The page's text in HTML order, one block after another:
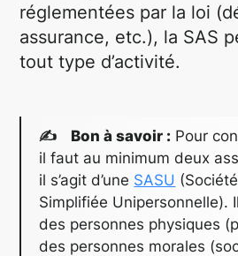
réglementées par la loi
assurance, etc.), la SAS
tout type d’activité.
✍ Bon à savoir : Pour
il faut au minimum deux
il s’agit d’une SASU
Simplifiée Unipersonnelle).
des personnes physiques
des personnes morales